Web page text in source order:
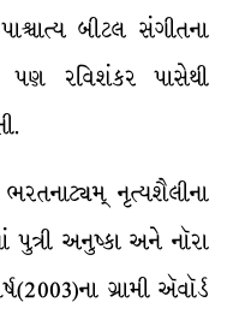
બીટલ સંગીતના
પણ રવિશંકર પાસેથી
ભરતનાટ્યમ્ નૃત્યશૈલીના
પુત્રી અનુષ્કા અને નૉરા
ગ્રામી ઍવૉર્ડ